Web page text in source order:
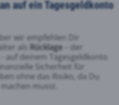
auf ein Tagesgeldkonto
wir empfehlen Dir
als Rücklage
– der
auf deinem Tagesgeldkonto
Sicherheit für
ohne das Risiko, da Du
musst.